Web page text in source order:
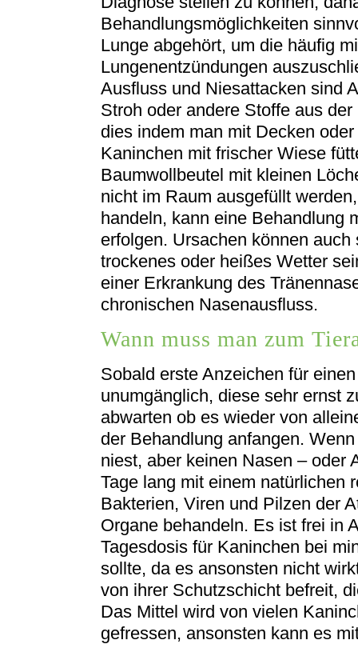
Behandlungsmöglichkeiten
Lunge abgehört, um die häufig
Lungenentzündungen
Ausfluss und Niesattacken sind
Stroh oder andere Stoffe aus
dies indem man mit Decken
Kaninchen mit frischer Wiese
Baumwollbeutel mit kleinen
nicht im Raum ausgefüllt
handeln, kann eine Behandlung
erfolgen. Ursachen können
trockenes oder heißes Wetter
einer Erkrankung des
chronischen Nasenausfluss.
Wann muss man zum
Sobald erste Anzeichen für
unumgänglich, diese sehr ernst
abwarten ob es wieder von
der Behandlung anfangen.
niest, aber keinen Nasen – oder
Tage lang mit einem natürlichen
Bakterien, Viren und Pilzen der
Organe behandeln. Es ist frei in
Tagesdosis für Kaninchen bei
sollte, da es ansonsten nicht
von ihrer Schutzschicht befreit,
Das Mittel wird von vielen
gefressen, ansonsten kann es